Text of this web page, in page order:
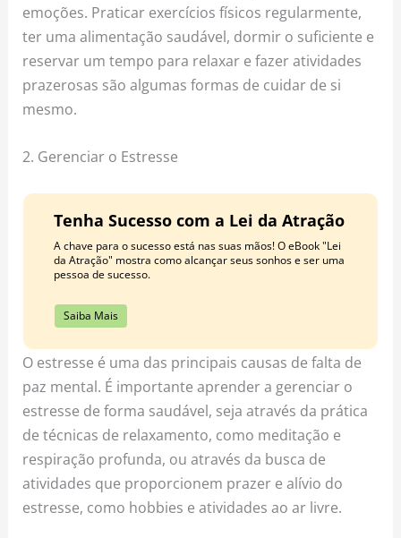
emoções. Praticar exercícios físicos regularmente,
ter uma alimentação saudável, dormir o suficiente e
reservar um tempo para relaxar e fazer atividades
prazerosas são algumas formas de cuidar de si
mesmo.
2. Gerenciar o Estresse
Tenha Sucesso com a Lei da Atração
A chave para o sucesso está nas suas mãos! O eBook "Lei
da Atração" mostra como alcançar seus sonhos e ser uma
pessoa de sucesso.
Saiba Mais
O estresse é uma das principais causas de falta de
paz mental. É importante aprender a gerenciar o
estresse de forma saudável, seja através da prática
de técnicas de relaxamento, como meditação e
respiração profunda, ou através da busca de
atividades que proporcionem prazer e alívio do
estresse, como hobbies e atividades ao ar livre.